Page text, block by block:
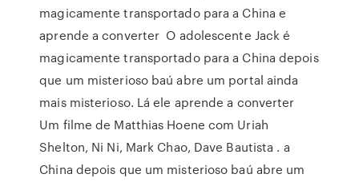
magicamente transportado para a China e
aprende a converter O adolescente Jack é
magicamente transportado para a China depois
que um misterioso baú abre um portal ainda
mais misterioso. Lá ele aprende a converter
Um filme de Matthias Hoene com Uriah
Shelton, Ni Ni, Mark Chao, Dave Bautista . a
China depois que um misterioso baú abre um